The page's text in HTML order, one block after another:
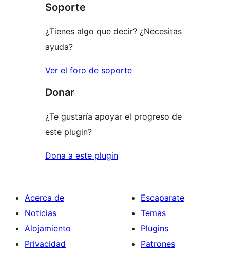
reviews
Soporte
¿Tienes algo que decir? ¿Necesitas
ayuda?
Ver el foro de soporte
Donar
¿Te gustaría apoyar el progreso de
este plugin?
Dona a este plugin
Acerca de
Noticias
Alojamiento
Privacidad
Escaparate
Temas
Plugins
Patrones